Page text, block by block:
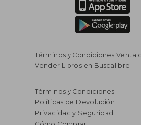
Términos y Condiciones Venta
Vender Libros en Buscalibre
Términos y Condiciones
Políticas de Devolución
Privacidad y Seguridad